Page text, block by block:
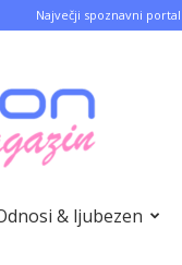
Največji spoznavni
& ljubezen